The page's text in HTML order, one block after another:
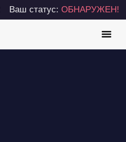
Ваш статус:ОБНАРУЖЕН!